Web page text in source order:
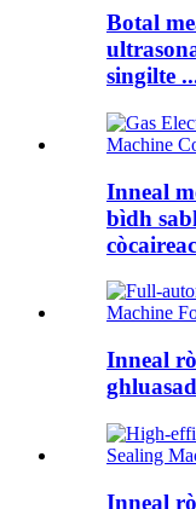
Botal
singilte
Inneal
bìdh
Inneal
Inneal